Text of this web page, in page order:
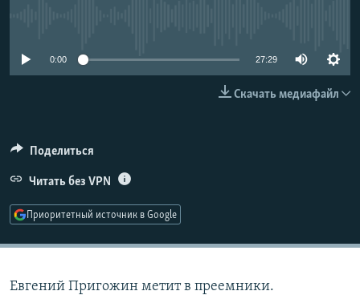
0:00 27:29
Скачать медиафайл
Поделиться
Читать без VPN
Приоритетный источник в Google
Евгений Пригожин метит в преемники.